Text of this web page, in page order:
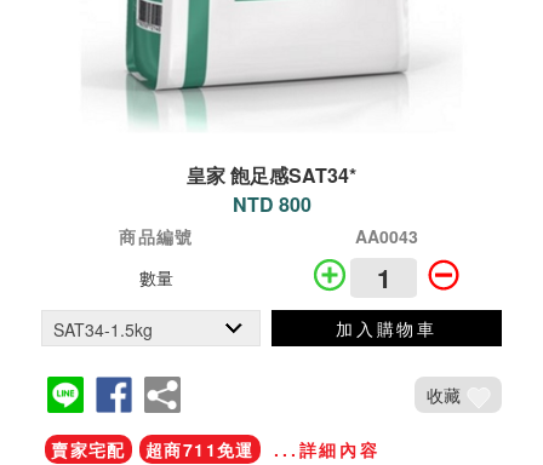
皇家 飽足感SAT34*
NTD 800
商品編號
AA0043
數量
加入購物車
收藏
賣家宅配 超商711免運
...詳細內容